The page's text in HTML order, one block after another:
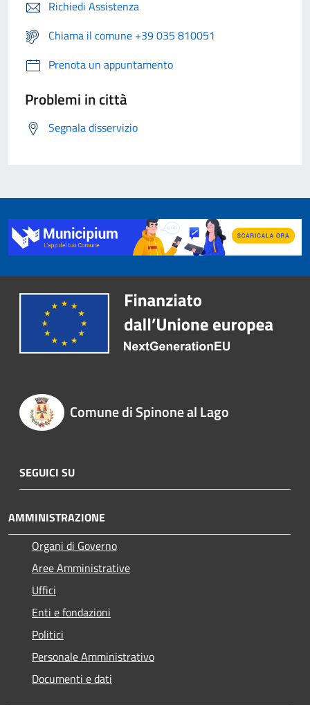
Richiedi Assistenza
Chiama il comune +39 035 810051
Prenota un appuntamento
Problemi in città
Segnala disservizio
Comune di Spinone al Lago
SEGUICI SU
AMMINISTRAZIONE
Organi di Governo
Aree Amministrative
Uffici
Enti e fondazioni
Politici
Personale Amministrativo
Documenti e dati